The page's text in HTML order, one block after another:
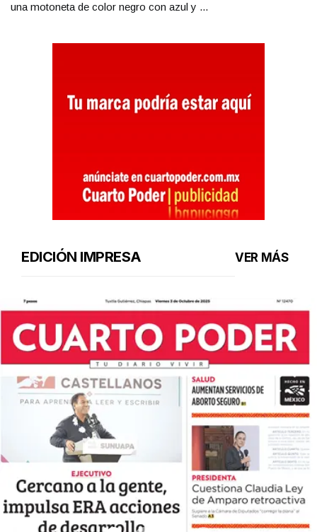
una motoneta de color negro con azul y ...
EDICIÓN IMPRESA VER MÁS